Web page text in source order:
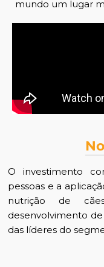
mundo um lugar
O investimento
pessoas e a
nutrição de
desenvolvimento
das líderes do